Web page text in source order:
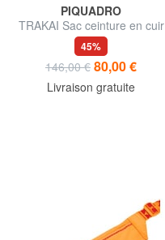
PIQUADRO
TRAKAI Sac ceinture en cuir
et tissu
45%
146,00 € 80,00 €
Livraison gratuite